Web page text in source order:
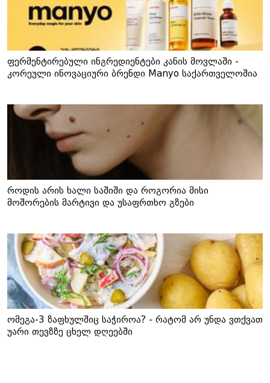
ფერმენტირებული ინგრედიენტები კანის მოვლაში -
კორეული ინოვაციური ბრენდი Manyo საქართველოშია
როდის არის ხალი საშიში და როგორია მისი
მოშორების მარტივი და უსაფრთხო გზები
ომეგა-3 ზაფხულშიც საჭიროა? - რატომ არ უნდა ვთქვათ
უარი თევზზე ცხელ დღეებში